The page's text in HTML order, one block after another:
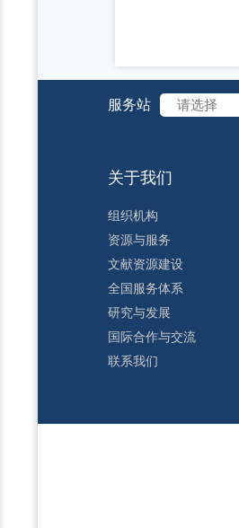
服务站 请选择
关于我们
组织机构
资源与服务
文献资源建设
全国服务体系
研究与发展
国际合作与交流
联系我们